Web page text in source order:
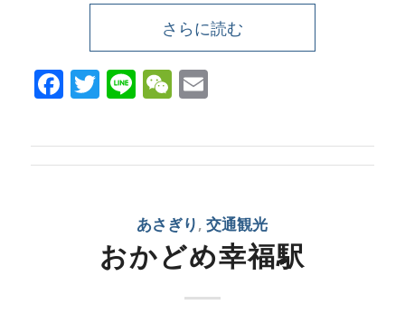
さらに読む
Facebook
Twitter
LineWeChat
Email
あさぎり,交通観光
おかどめ幸福駅